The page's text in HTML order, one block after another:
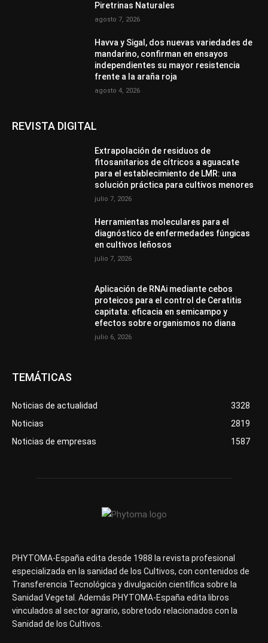
Piretrinas Naturales
agosto 7, 2026
Havva y Sigal, dos nuevas variedades de
mandarino, confirman en ensayos
independientes su mayor resistencia
frente a la araña roja
agosto 4, 2026
REVISTA DIGITAL
Extrapolación de residuos de
fitosanitarios de cítricos a aguacate
para el establecimiento de LMR: una
solución práctica para cultivos menores
julio 7, 2026
Herramientas moleculares para el
diagnóstico de enfermedades fúngicas
en cultivos leñosos
julio 7, 2026
Aplicación de RNAi mediante cebos
proteicos para el control de Ceratitis
capitata: eficacia en semicampo y
efectos sobre organismos no diana
julio 6, 2026
TEMÁTICAS
Noticias de actualidad
3328
Noticias
2819
Noticias de empresas
1587
PHYTOMA-España edita desde 1988 la revista profesional
especializada en la sanidad de los Cultivos, con contenidos de
Transferencia Tecnológica y divulgación científica sobre la
Sanidad Vegetal. Además PHYTOMA-España edita libros
vinculados al sector agrario, sobretodo relacionados con la
Sanidad de los Cultivos.